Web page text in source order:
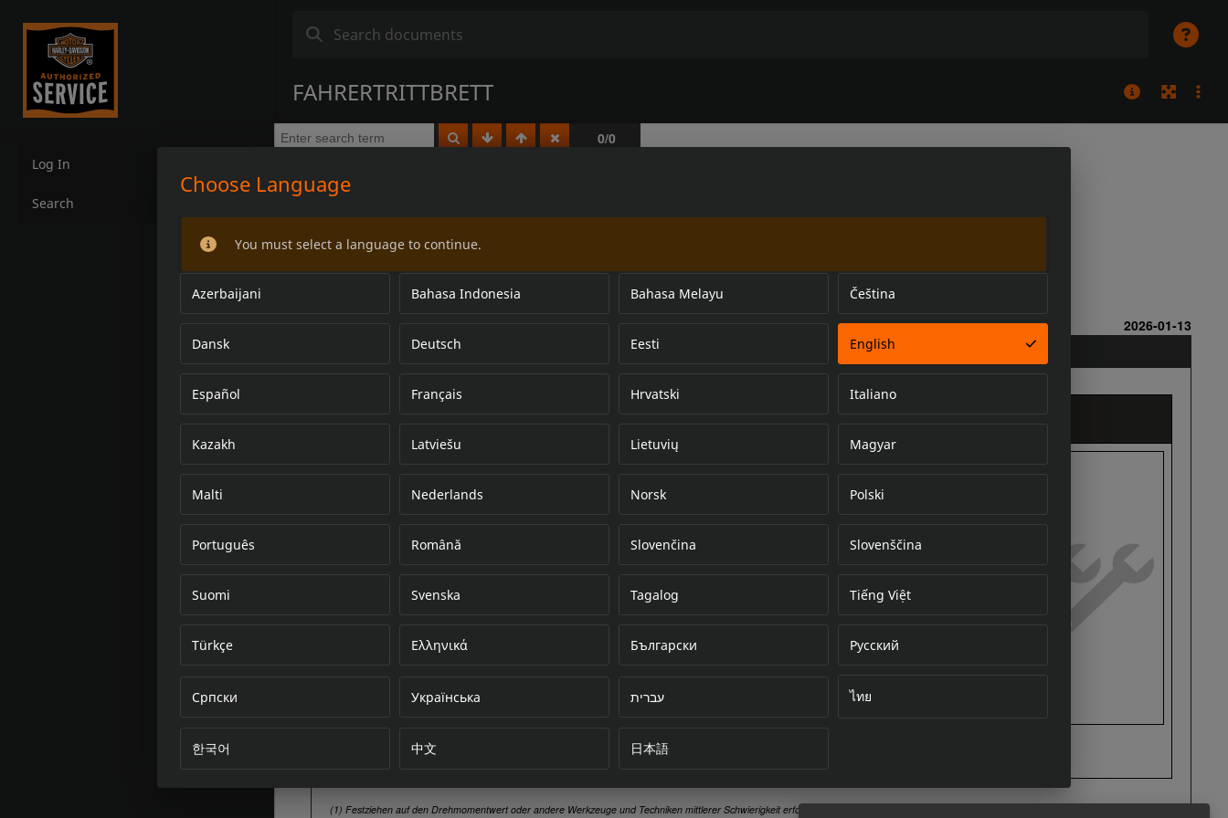
Log In
Search
FAHRERTRITTBRETT
Choose Language
You must select a language to continue.
Azerbaijani Bahasa Indonesia Bahasa Melayu Čeština
Dansk Deutsch Eesti English
Español Français Hrvatski Italiano
Kazakh Latviešu Lietuvių Magyar
Malti Nederlands Norsk Polski
Português Română Slovenčina Slovenščina
Suomi Svenska Tagalog Tiếng Việt
Türkçe Ελληνικά Български Русский
Српски Українська עברית ไทย
한국어 中文 日本語